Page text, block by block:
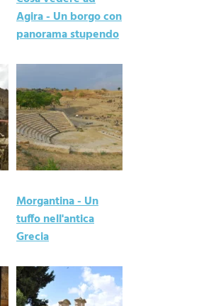
Agira - Un borgo con
panorama stupendo
Morgantina - Un
tuffo nell'antica
Grecia